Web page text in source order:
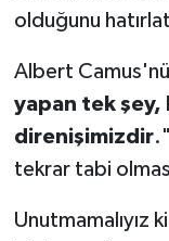
olduğunu
Albert
yapan tek şey,
direnişimizdir
tekrar tabi
Unutmamalıyız